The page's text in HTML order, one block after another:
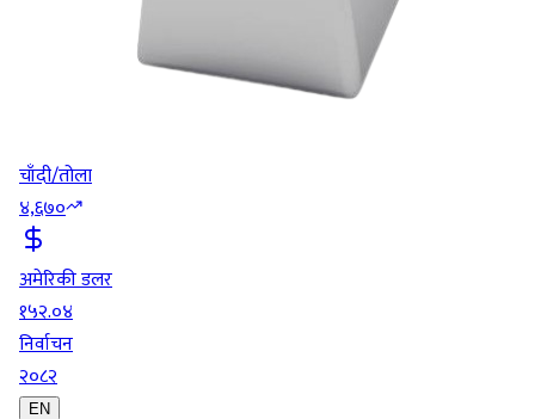
चाँदी/तोला
४,६७०
अमेरिकी डलर
१५२.०४
निर्वाचन
२०८२
EN